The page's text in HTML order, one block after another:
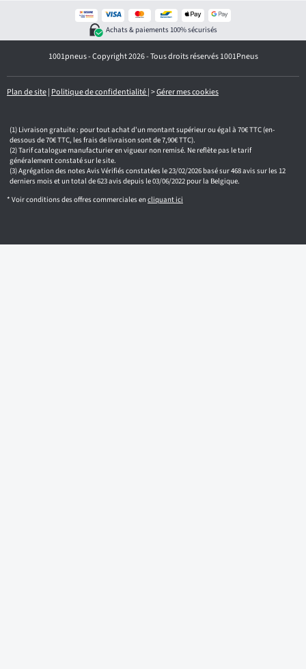
i
l
Achats & paiements 100% sécurisés
1001pneus - Copyright 2026 - Tous droits réservés 1001Pneus
Plan de site|Politique de confidentialité|>Gérer mes cookies
Livraison gratuite : pour tout achat d'un montant supérieur ou égal à 70€ TTC (en-
dessous de 70€ TTC, les frais de livraison sont de 7,90€ TTC).
Tarif catalogue manufacturier en vigueur non remisé. Ne reflète pas le tarif
généralement constaté sur le site.
Agrégation des notes Avis Vérifiés constatées le 23/02/2026 basé sur 468 avis sur les 12
derniers mois et un total de 623 avis depuis le 03/06/2022 pour la Belgique.
* Voir conditions des offres commerciales encliquant ici